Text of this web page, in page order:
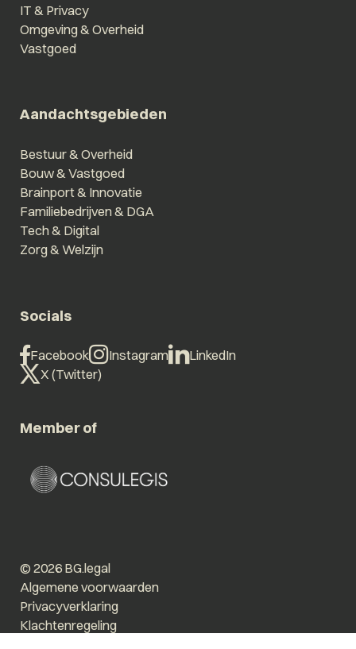
IT & Privacy
Omgeving & Overheid
Vastgoed
Aandachtsgebieden
Bestuur & Overheid
Bouw & Vastgoed
Brainport & Innovatie
Familiebedrijven & DGA
Tech & Digital
Zorg & Welzijn
Socials
Facebook Instagram
LinkedIn
X (Twitter)
Member of
© 2026 BG.legal
Algemene voorwaarden
Privacyverklaring
Klachtenregeling